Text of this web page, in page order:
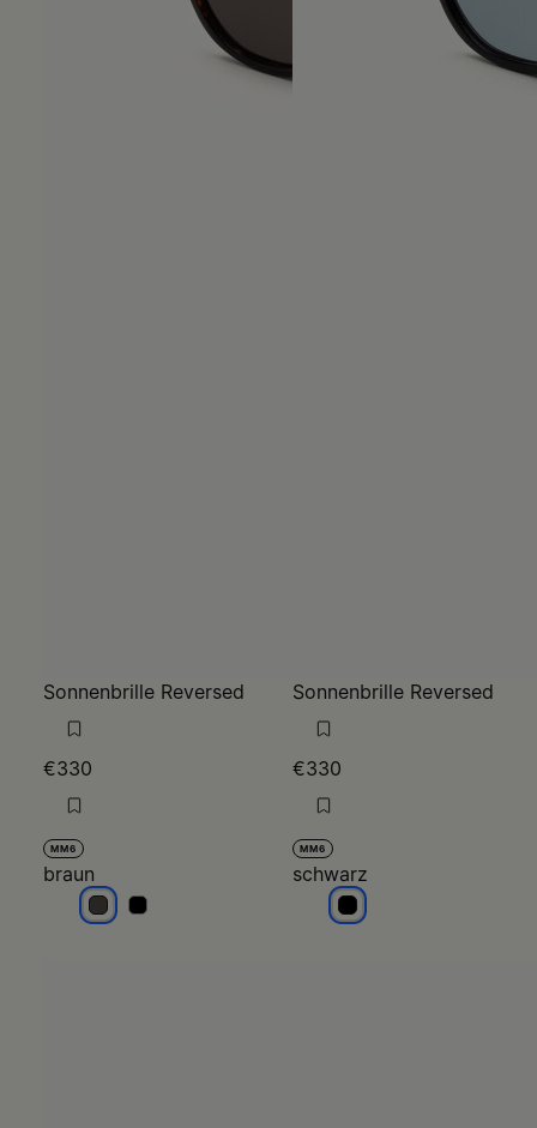
Sonnenbrille Reversed
€330
MM6
braun
braunbraun
Sonnenbrille Reversed
€330
MM6
schwarz
schwarz